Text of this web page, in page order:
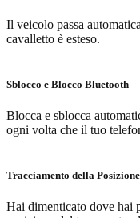
Il veicolo passa
cavalletto è esteso.
Sblocco e Blocco Bluetooth
Blocca e sblocca
ogni volta che il tuo
Tracciamento della
Hai dimenticato dove hai